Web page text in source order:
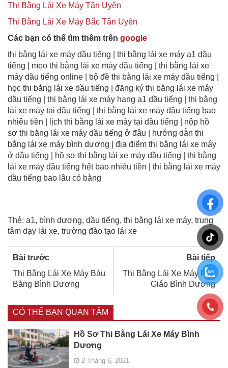
Thi Bằng Lái Xe Máy Tân Uyên
Thi Bằng Lái Xe Máy Bắc Tân Uyên
Các bạn có thể tìm thêm trên google
thi bằng lái xe máy dầu tiếng | thi bằng lái xe máy a1 dầu
tiếng | mẹo thi bằng lái xe máy dầu tiếng | thi bằng lái xe
máy dầu tiếng online | bộ đề thi bằng lái xe máy dầu tiếng |
học thi bằng lái xe dầu tiếng | đăng ký thi bằng lái xe máy
dầu tiếng | thi bằng lái xe máy hạng a1 dầu tiếng | thi bằng
lái xe máy tại dầu tiếng | thi bằng lái xe máy dầu tiếng bao
nhiêu tiền | lịch thi bằng lái xe máy tại dầu tiếng | nộp hồ
sơ thi bằng lái xe máy dầu tiếng ở đâu | hướng dẫn thi
bằng lái xe máy bình dương | địa điểm thi bằng lái xe máy
ở dầu tiếng | hồ sơ thi bằng lái xe máy dầu tiếng | thi bằng
lái xe máy dầu tiếng hết bao nhiêu tiền | thi bằng lái xe máy
dầu tiếng bao lâu có bằng
Thẻ: a1, bình dương, dầu tiếng, thi bằng lái xe máy, trung
tâm dạy lái xe, trường đào tạo lái xe
Bài trước
Thi Bằng Lái Xe Máy Bàu
Bàng Bình Dương
Bài tiếp
Thi Bằng Lái Xe Máy Phú
Giáo Bình Dương
CÓ THỂ BẠN QUAN TÂM
Hồ Sơ Thi Bằng Lái Xe Máy Bình
Dương
2 Tháng 6, 2021